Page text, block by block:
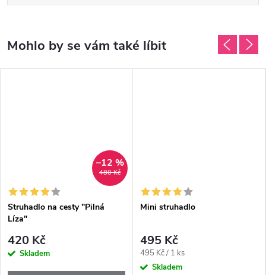
480 Kč
–12 %
Struhadlo na cesty "Pilná
Líza"
420 Kč
Skladem
Mini struhadlo
495 Kč
Měrná
cena:
495 Kč / 1 ks
Skladem